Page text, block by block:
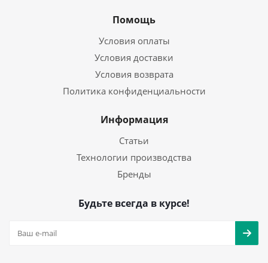
Помощь
Условия оплаты
Условия доставки
Условия возврата
Политика конфиденциальности
Информация
Статьи
Технологии производства
Бренды
Будьте всегда в курсе!